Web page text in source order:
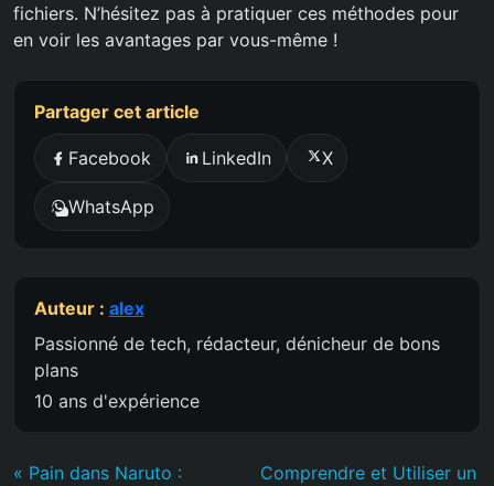
fichiers. N’hésitez pas à pratiquer ces méthodes pour
en voir les avantages par vous-même !
Partager cet article
Facebook LinkedIn X
WhatsApp
Auteur : alex
Passionné de tech, rédacteur, dénicheur de bons
plans
10 ans d'expérience
« Pain dans Naruto :
Comprendre et Utiliser un